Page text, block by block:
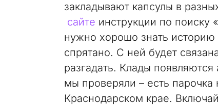
закладывают капсулы в
сайте инструкции по поиску
нужно хорошо знать
спрятано. С ней будет
разгадать. Клады
мы проверяли – есть парочка
Краснодарском крае.